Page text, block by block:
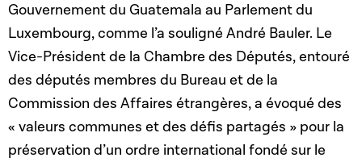
Gouvernement du Guatemala au Parlement du
Luxembourg, comme l’a souligné André Bauler. Le
Vice-Président de la Chambre des Députés, entouré
des députés membres du Bureau et de la
Commission des Affaires étrangères, a évoqué des
« valeurs communes et des défis partagés » pour la
préservation d’un ordre international fondé sur le